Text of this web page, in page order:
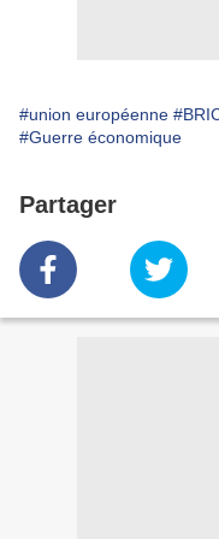
#union européenne
#Guerre économique
Partager